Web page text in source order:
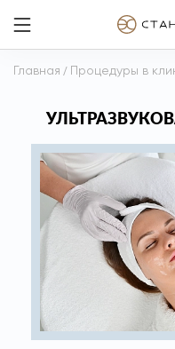
Главная / Процедуры в